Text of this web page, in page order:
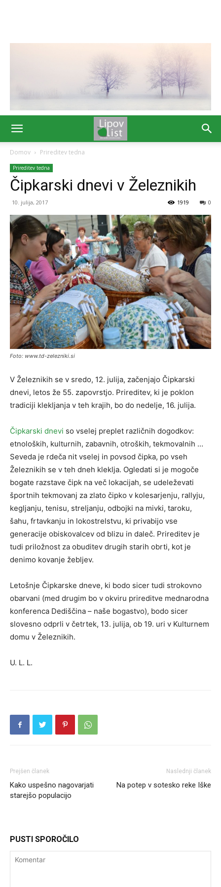
Domov Prireditev tedna
Prireditev tedna
Čipkarski dnevi v Železnikih
10. julija, 2017 0
1919
Foto: www.td-zelezniki.si
V Železnikih se v sredo, 12. julija, začenjajo Čipkarski
dnevi, letos že 55. zapovrstjo. Prireditev, ki je poklon
tradiciji klekljanja v teh krajih, bo do nedelje, 16. julija.
Čipkarski dnevi so vselej preplet različnih dogodkov:
etnoloških, kulturnih, zabavnih, otroških, tekmovalnih …
Seveda je rdeča nit vselej in povsod čipka, po vseh
Železnikih se v teh dneh kleklja. Ogledati si je mogoče
bogate razstave čipk na več lokacijah, se udeleževati
športnih tekmovanj za zlato čipko v kolesarjenju, rallyju,
kegljanju, tenisu, streljanju, odbojki na mivki, taroku,
šahu, frtavkanju in lokostrelstvu, ki privabijo vse
generacije obiskovalcev od blizu in daleč. Prireditev je
tudi priložnost za obuditev drugih starih obrti, kot je
denimo kovanje žebljev.
Letošnje Čipkarske dneve, ki bodo sicer tudi strokovno
obarvani (med drugim bo v okviru prireditve mednarodna
konferenca Dediščina – naše bogastvo), bodo sicer
slovesno odprli v četrtek, 13. julija, ob 19. uri v Kulturnem
domu v Železnikih.
U. L. L.
Prejšen članek
Kako uspešno nagovarjati
starejšo populacijo
Naslednji članek
Na potep v sotesko reke Iške
PUSTI SPOROČILO